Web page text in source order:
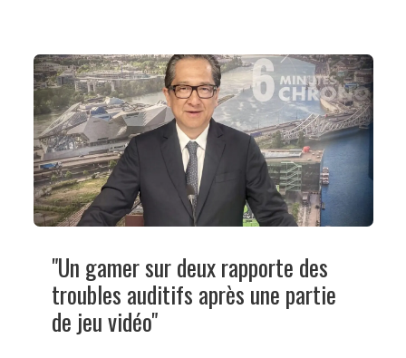
"Un gamer sur deux rapporte des
troubles auditifs après une partie
de jeu vidéo"